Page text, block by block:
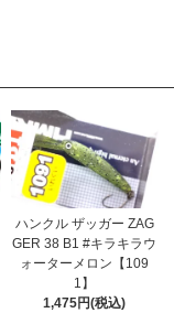
ハンクル ザッガー ZAG
GER 38 B1 #キラキラウ
ォーターメロン【109
1】
1,475円(税込)